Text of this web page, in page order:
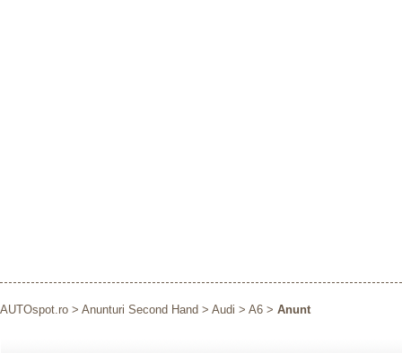
AUTOspot.ro > Anunturi Second Hand > Audi > A6 > Anunt